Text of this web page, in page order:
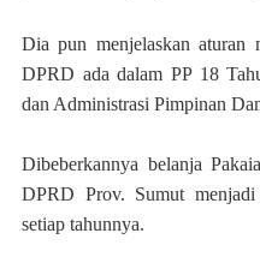
Dia pun menjelaskan aturan
DPRD ada dalam PP 18
dan Administrasi Pimpinan
Dibeberkannya belanja
DPRD Prov. Sumut
setiap tahunnya.